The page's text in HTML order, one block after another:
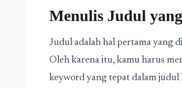
Menulis Judul
Judul adalah hal pertama yang
Oleh karena itu, kamu harus
keyword yang tepat dalam